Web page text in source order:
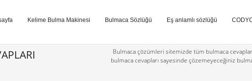
Kelime Bulma Makinesi Bulmaca Sözlüğü Eş anlamlı sözlüğü
Bulmaca çözümleri sitemizde tüm bulmaca
bulmaca cevapları sayesinde çözemeyeceğiniz